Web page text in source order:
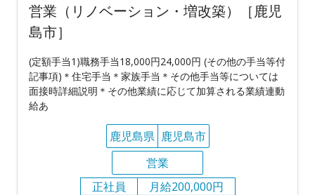
営業（リノベーション・増改築）［鹿児
島市］
(定額手当1)職務手当18,000円24,000円 (その他の手当等付
記事項)＊住宅手当＊家族手当＊その他手当等については
面接時詳細説明＊その他業績に応じて加算される業績連動
給あ
鹿児島県 鹿児島市
営業
正社員
月給200,000円